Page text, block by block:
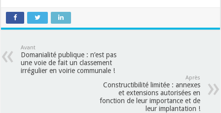
Avant
Domanialité publique : n’est pas
une voie de fait un classement
irrégulier en voirie communale !
Après
Constructibilité limitée : annexes
et extensions autorisées en
fonction de leur importance et de
leur implantation !